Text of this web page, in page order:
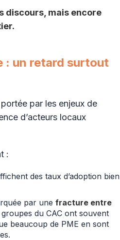
discours, mais encore
: un retard surtout
par les enjeux de
d’acteurs locaux
:
des taux d’adoption bien
par une fracture entre
groupes du CAC ont souvent
beaucoup de PME en sont